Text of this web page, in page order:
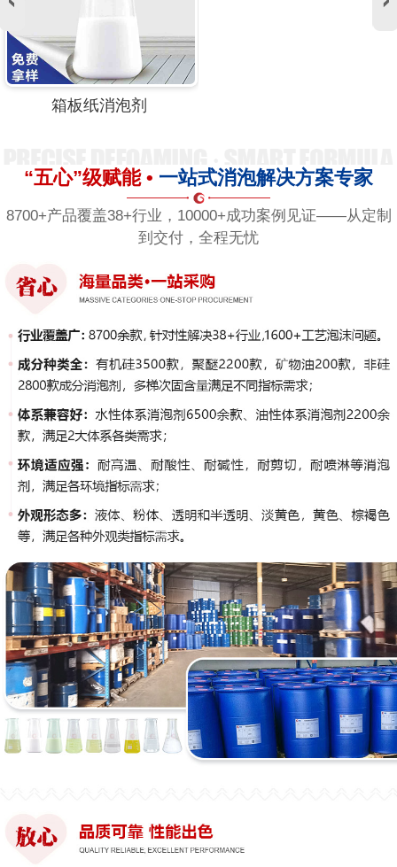
箱板纸消泡剂
“五心”级赋能 • 一站式消泡解决方案专家
8700+产品覆盖38+行业，10000+成功案例见证——从定制
到交付，全程无忧